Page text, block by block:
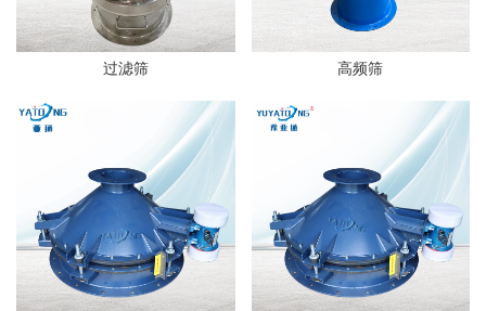
过滤筛 高频筛